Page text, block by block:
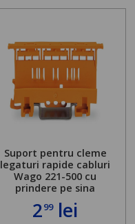
Suport pentru cleme
legaturi rapide cabluri
Wago 221-500 cu
prindere pe sina
299lei